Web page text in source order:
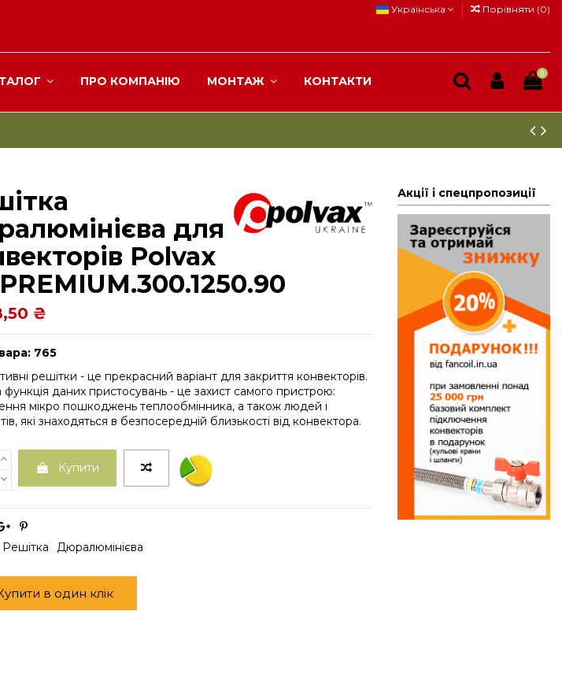
Українська Порівняти (0)
ПРО КОМПАНІЮ МОНТАЖ КОНТАКТИ
0
для
Polvax
₴
765
решітки - це прекрасний варіант для закриття конвекторів.
функція даних пристосувань - це захист самого пристрою:
мікро пошкоджень теплообмінника, а також людей і
які знаходяться в безпосередній близькості від конвектора.
Купити
Решітка Дюралюмінієва
в один клік
Акції і спецпропозиції